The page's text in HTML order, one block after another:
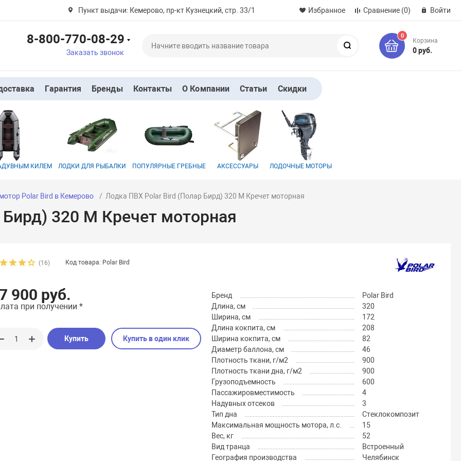
Пункт выдачи: Кемерово, пр-кт Кузнецкий, стр. 33/1 Избранное Сравнение (0) Войти
8-800-770-08-29
Заказать звонок
0
Корзина
0 руб.
Гарантия Бренды Контакты О Компании Статьи Скидки
КИЛЕМ ЛОДКИ ДЛЯ РЫБАЛКИ ПОПУЛЯРНЫЕ ГРЕБНЫЕ АКСЕССУАРЫ ЛОДОЧНЫЕ МОТОРЫ
Polar Bird в Кемерово Лодка ПВХ Polar Bird (Полар Бирд) 320 M Кречет моторная
320 M Кречет моторная
(16) Код товара: Polar Bird
900 руб.
при получении *
Купить Купить в один клик
Бренд
Polar Bird
Длина, см
320
Ширина, см
172
Длина кокпита, см
208
Ширина кокпита, см
82
Диаметр баллона, см
46
Плотность ткани, г/м2
900
Плотность ткани дна, г/м2
900
Грузоподъемность
600
Пассажировместимость
4
Надувных отсеков
3
Тип дна
Стеклокомпозит
Максимальная мощность мотора, л.с.
15
Вес, кг
52
Вид транца
Встроенный
География производства
Челябинск